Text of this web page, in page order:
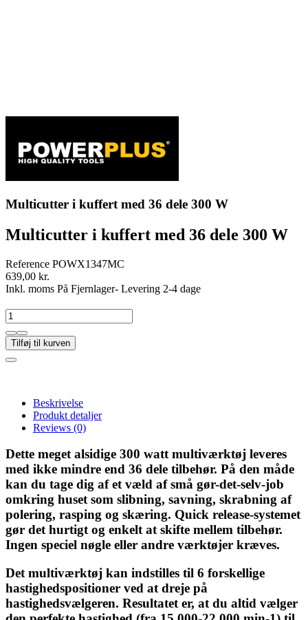
Multicutter i kuffert med 36 dele 300 W
Multicutter i kuffert med 36 dele 300 W
Reference POWX1347MC
639,00 kr.
Inkl. moms På Fjernlager- Levering 2-4 dage
Tilføj til kurven
Beskrivelse
Produkt detaljer
Reviews (0)
Dette meget alsidige 300 watt multiværktøj leveres
med ikke mindre end 36 dele tilbehør. På den måde
kan du tage dig af et væld af små gør-det-selv-job
omkring huset som slibning, savning, skrabning af
polering, rasping og skæring. Quick release-systemet
gør det hurtigt og enkelt at skifte mellem tilbehør.
Ingen speciel nøgle eller andre værktøjer kræves.
Det multiværktøj kan indstilles til 6 forskellige
hastighedspositioner ved at dreje på
hastighedsvælgeren. Resultatet er, at du altid vælger